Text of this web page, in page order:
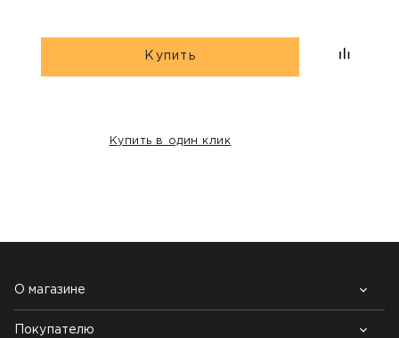
Купить
Купить в один клик
О магазине
Почему выбирают нас
Покупателю